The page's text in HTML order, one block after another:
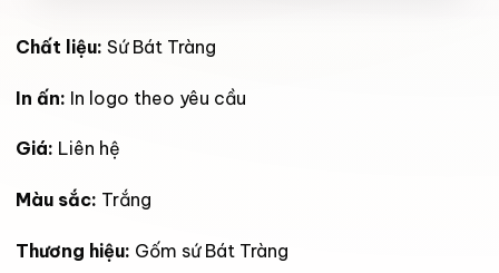
Chất liệu: Sứ Bát Tràng
In ấn: In logo theo yêu cầu
Giá: Liên hệ
Màu sắc: Trắng
Thương hiệu: Gốm sứ Bát Tràng